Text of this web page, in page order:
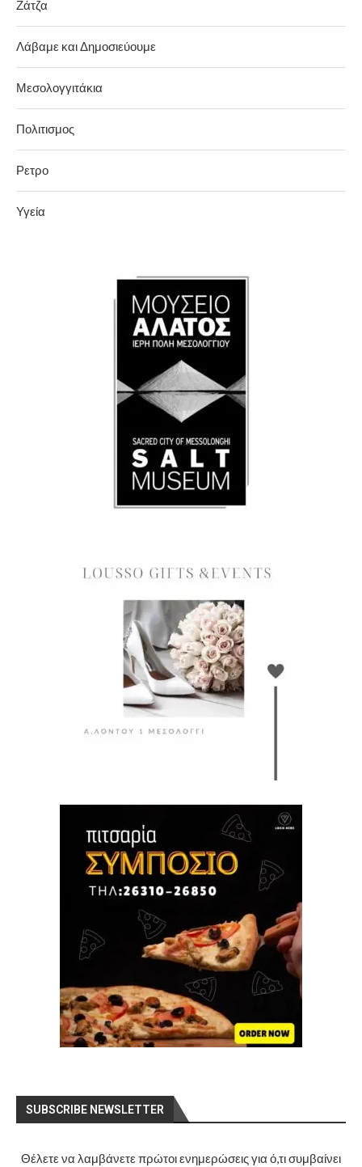
Ζάτζα
Λάβαμε και Δημοσιεύουμε
Μεσολογγιτάκια
Πολιτισμος
Ρετρο
Υγεία
SUBSCRIBE NEWSLETTER
Θέλετε να λαμβάνετε πρώτοι ενημερώσεις για ό,τι συμβαίνει